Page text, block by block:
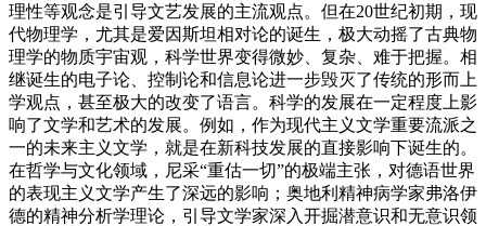
理性等观念是引导文艺发展的主流观点。但在20世纪初期，现
代物理学，尤其是爱因斯坦相对论的诞生，极大动摇了古典物
理学的物质宇宙观，科学世界变得微妙、复杂、难于把握。相
继诞生的电子论、控制论和信息论进一步毁灭了传统的形而上
学观点，甚至极大的改变了语言。科学的发展在一定程度上影
响了文学和艺术的发展。例如，作为现代主义文学重要流派之
一的未来主义文学，就是在新科技发展的直接影响下诞生的。
在哲学与文化领域，尼采“重估一切”的极端主张，对德语世界
的表现主义文学产生了深远的影响；奥地利精神病学家弗洛伊
德的精神分析学理论，引导文学家深入开掘潜意识和无意识领